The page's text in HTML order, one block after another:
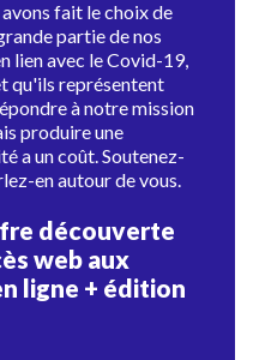
fait le choix de
partie de nos
lien avec le Covid-19,
qu'ils représentent
à notre mission
produire une
a un coût. Soutenez-
en autour de vous.
découverte
web aux
ligne + édition